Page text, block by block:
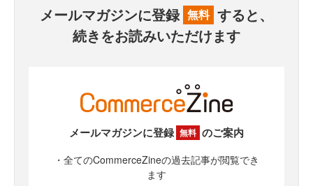
メールマガジンに登録 無料 すると、
続きをお読みいただけます
メールマガジンに登録 無料 のご案内
・全てのCommerceZineの過去記事が閲覧でき
ます